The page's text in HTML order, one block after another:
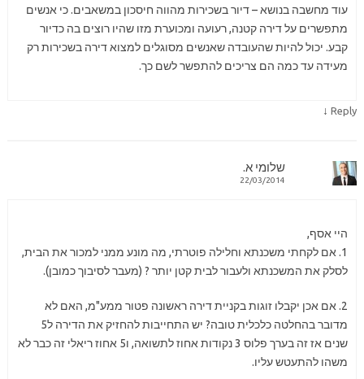
עוד מחשבה בנושא – דיור בשכירות מהווה חיסכון במשאבים. כי אנשים
מתפשרים על דירה קטנה, רעועה ומכוערת מזו שהיו רוצים בה כדיור
קבע. יכול להיות שהעובדה שאנשים מסוגלים למצוא דירה בשכירות רק
מעידה עד כמה הם צריכים להתפשר לשם כך.
Reply
↓
שלומי א.
22/03/2014
היי אסף,
1. אם לקחתי משכנתא וחלילה פוטרתי, מה מונע ממני למכור את הבית,
לסלק את המשכנתא ולעבור לבית קטן יותר ? (מעבר לסיבוך כמובן).
2. אם אכן יקבלו זוגות בקניית דירה ראשונה פטור ממע"מ, האם לא
מדובר בהחלטה כלכלית טובה? יש התחייבות להחזיק את הדירה ל5
שנים אז זה בערך פלוס 3 נקודות אחוז לתשואה, ו5 אחוז ריאלי זה כבר לא
משהו להתעטש עליו.